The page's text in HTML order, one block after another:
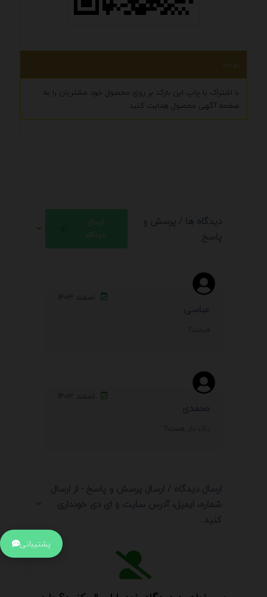
پشتیبانی
توجه
با اشتراک یا چاپ این بارکد بر روی محصول خود مشتریان را به
صفحه آگهی محصول هدایت کنید
دیدگاه ها / پرسش و
پاسخ
ارسال
دیدگاه
عباسی
محمدی
ارسال دیدگاه / ارسال پرسش و پاسخ - از ارسال
شماره، ایمیل، آدرس سایت و ای دی خودداری
کنید.
.